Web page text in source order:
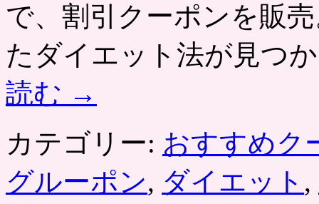
で、割引クーポンを販
たダイエット法が見つ
読む →
カテゴリー: おすすめク
グルーポン, ダイエット ,